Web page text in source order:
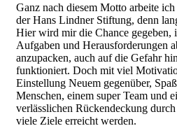
Ganz nach diesem Motto arbeite
der Hans Lindner Stiftung, denn
Hier wird mir die Chance gegeben,
Aufgaben und Herausforderungen
anzupacken, auch auf die Gefahr
funktioniert. Doch mit viel
Einstellung Neuem gegenüber,
Menschen, einem super Team und
verlässlichen Rückendeckung
viele Ziele erreicht werden.